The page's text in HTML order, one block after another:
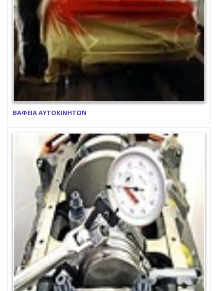
ΒΑΦΕΙΑ ΑΥΤΟΚΙΝΗΤΩΝ